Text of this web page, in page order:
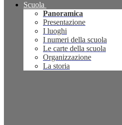
Scuola
Panoramica
Presentazione
I luoghi
I numeri della scuola
Le carte della scuola
Organizzazione
La storia